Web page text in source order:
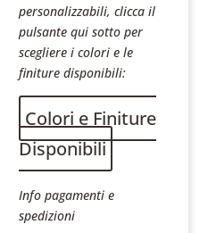
personalizzabili, clicca il
pulsante qui sotto per
scegliere i colori e le
finiture disponibili:
Colori e Finiture
Disponibili
Info pagamenti e
spedizioni